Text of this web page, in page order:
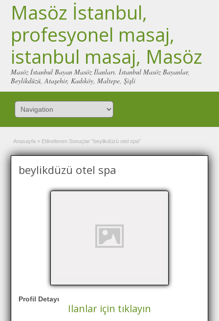
Masöz İstanbul,
profesyonel masaj,
istanbul masaj, Masöz
Masöz İstanbul Bayan Masöz İlanları. İstanbul Masöz Bayanlar,
Beylikdüzü, Ataşehir, Kadıköy, Maltepe, Şişli
Anasayfa » Etiketlenen Sonuçlar "beylikdüzü otel spa"
beylikdüzü otel spa
Profil Detayı
Ilanlar için tıklayın